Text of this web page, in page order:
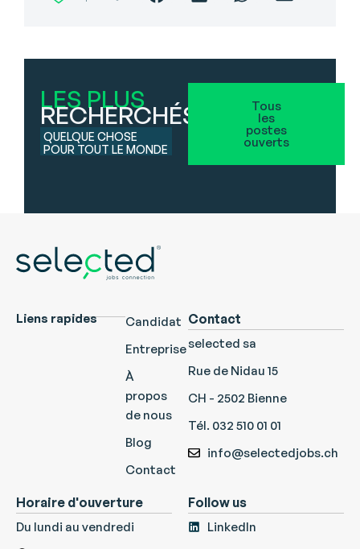
LES PLUS
RECHERCHÉS
QUELQUE CHOSE
POUR TOUT LE MONDE
Tous
les
postes
ouverts
Liens rapides
Candidat
Entreprise
À
propos
de nous
Blog
Contact
Contact
selected sa
Rue de Nidau 15
CH - 2502 Bienne
Tél. 032 510 01 01
info@selectedjobs.ch
Horaire d'ouverture
Du lundi au vendredi
Follow us
LinkedIn